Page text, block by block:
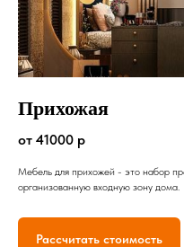
Прихожая
от 41000 р
Мебель для прихожей - это набор
организованную входную зону дома.
Рассчитать стоимость